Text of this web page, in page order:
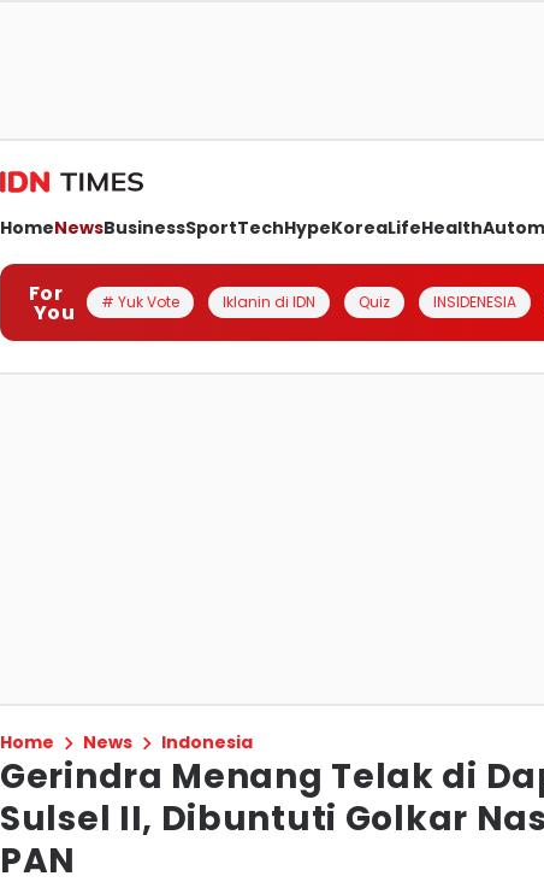
HomeNewsBusinessSportTechHypeKoreaLifeHealth
For
You # Yuk Vote Iklanin di IDN Quiz INSIDENESIA
Home News Indonesia
Gerindra Menang Telak di
Sulsel II, Dibuntuti Golkar
PAN